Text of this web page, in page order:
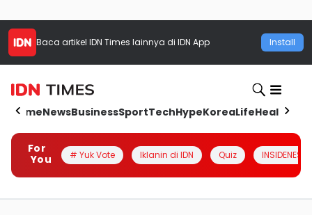
Baca artikel IDN Times lainnya di IDN App Install
HomeNewsBusinessSportTechHypeKoreaLifeHealth
For
You
# Yuk Vote Iklanin di IDN Quiz INSIDENESIA